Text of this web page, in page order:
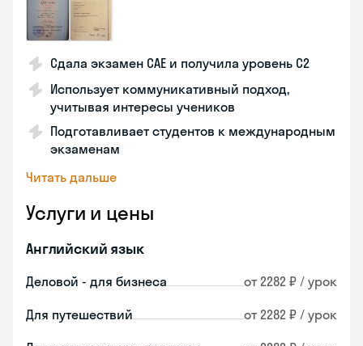
Сдала экзамен CAE и получила уровень С2
Использует коммуникативный подход,
учитывая интересы учеников
Подготавливает студентов к международным
экзаменам
Читать дальше
Услуги и цены
Английский язык
Деловой - для бизнеса от 2282 ₽ / урок
Для путешествий от 2282 ₽ / урок